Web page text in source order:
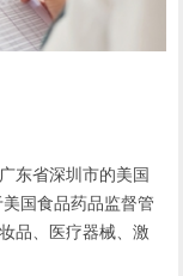
东省深圳市的美国
国食品药品监督管
品、医疗器械、激